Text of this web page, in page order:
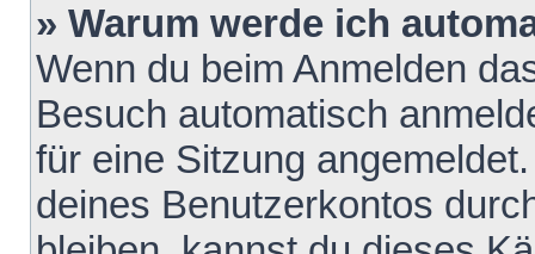
» Warum werde ich
Wenn du beim Anmelden
Besuch automatisch
für eine Sitzung
deines Benutzerkontos